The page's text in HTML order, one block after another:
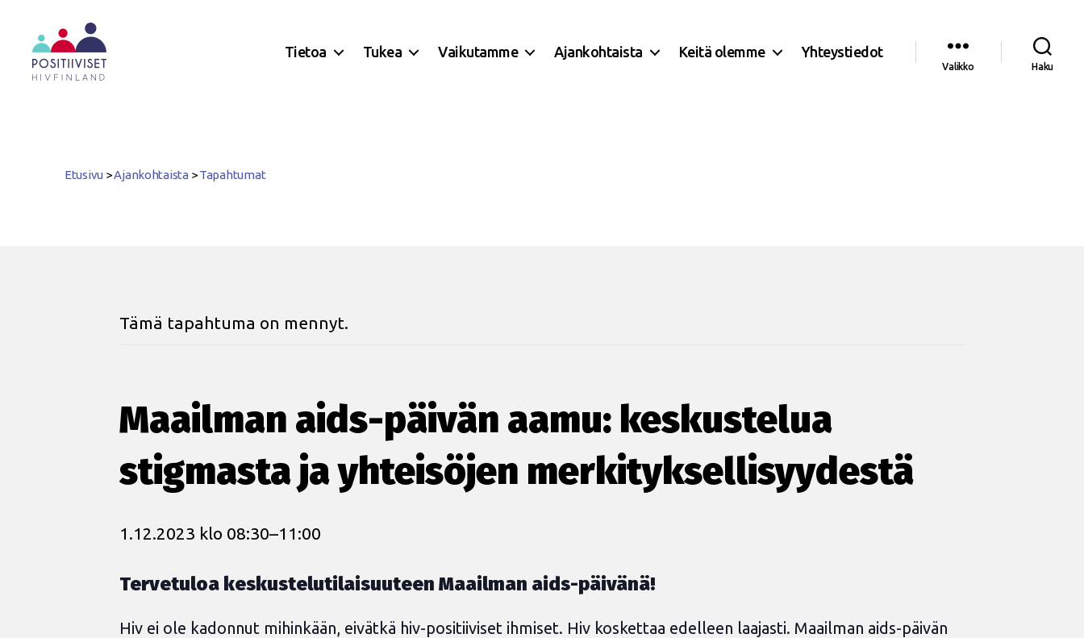
Tietoa Tukea Vaikutamme Ajankohtaista Keitä olemme Yhteystiedot
Valikko Haku
Etusivu >Ajankohtaista >Tapahtumat
Tämä tapahtuma on mennyt.
Maailman aids-päivän aamu: keskustelua
stigmasta ja yhteisöjen merkityksellisyydestä
1.12.2023 klo 08:30–11:00
Tervetuloa keskustelutilaisuuteen Maailman aids-päivänä!
Hiv ei ole kadonnut mihinkään, eivätkä hiv-positiiviset ihmiset. Hiv koskettaa edelleen laajasti. Maailman aids-päivän